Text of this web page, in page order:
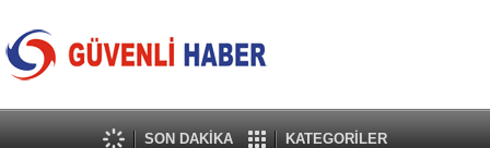
SON DAKİKA KATEGORİLER